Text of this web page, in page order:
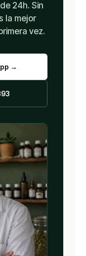
24h. Sin
la mejor
vez.
→